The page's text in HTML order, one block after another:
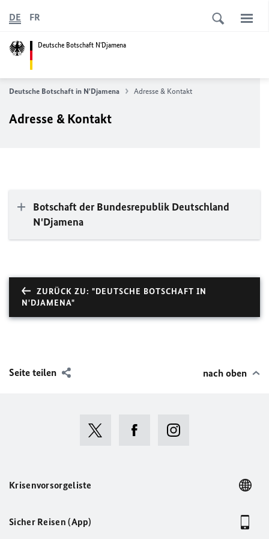
Deutsche Botschaft N'Djamena
DE FR
Deutsche Botschaft in N'Djamena Adresse & Kontakt
Adresse & Kontakt
Botschaft der Bundesrepublik Deutschland
N'Djamena
ZURÜCK ZU: "DEUTSCHE BOTSCHAFT IN
N'DJAMENA"
Seite teilen nach oben
Krisenvorsorgeliste
Sicher Reisen (App)